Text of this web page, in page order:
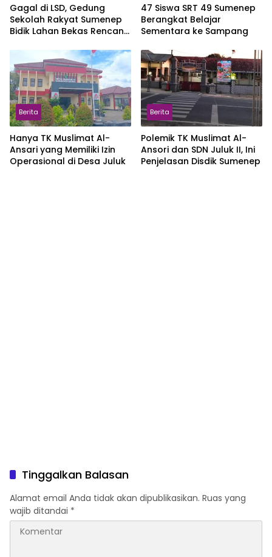
Gagal di LSD, Gedung
Sekolah Rakyat Sumenep
Bidik Lahan Bekas Rencana
47 Siswa SRT 49 Sumenep
Berangkat Belajar
Sementara ke Sampang
Berita
Hanya TK Muslimat Al-
Ansari yang Memiliki Izin
Operasional di Desa Juluk
Berita
Polemik TK Muslimat Al-
Ansori dan SDN Juluk II, Ini
Penjelasan Disdik Sumenep
Tinggalkan Balasan
Alamat email Anda tidak akan dipublikasikan. Ruas yang
wajib ditandai *